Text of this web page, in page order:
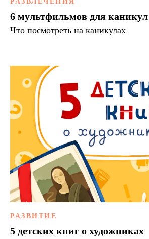
6 мультфильмов для каникул
Что посмотреть на каникулах
РАЗВИТИЕ
5 детских книг о художниках